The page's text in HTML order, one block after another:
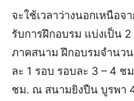
จะใช้เวลาว่างนอกเหนือ
รับการฝึกอบรม แบ่งเป็น
ภาคสนาม ฝึกอบรมจำนว
ละ 1 รอบ รอบละ 3 – 4
ชม. ณ สนามยิงปืน บูรพา